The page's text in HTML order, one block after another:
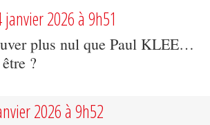
janvier 2026 à 9h51
plus nul que Paul KLEE…
?
2026 à 9h52